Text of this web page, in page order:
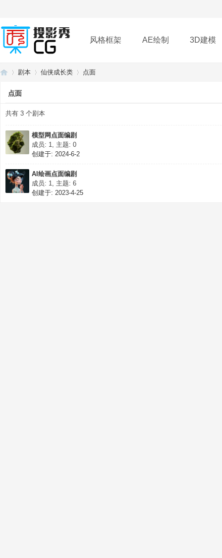
风格框架 AE绘制 3D建模
插件 帮助 下载
投 ›
剧本
›
仙侠成长类 点面
点面
共有 3 个剧本
模型网点面编剧
成员: 1, 主题: 0
创建于: 2024-6-2
AI绘画点面编剧
成员: 1, 主题: 6
创建于: 2023-4-25